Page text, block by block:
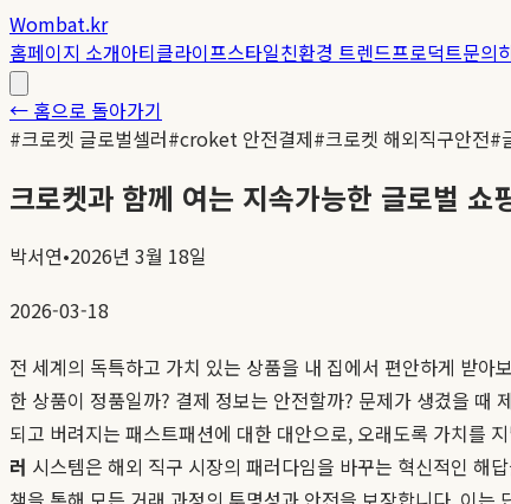
Wombat.kr
홈페이지 소개아티클라이프스타일친환경 트렌드프로덕트문의
← 홈으로 돌아가기
#크로켓 글로벌셀러#croket 안전결제#크로켓 해외직구안전#
크로켓과 함께 여는 지속가능한 글로벌
박서연•2026년 3월 18일
2026-03-18
전 세계의 독특하고 가치 있는 상품을 내 집에서 편안하게 받
한 상품이 정품일까? 결제 정보는 안전할까? 문제가 생겼을 때
되고 버려지는 패스트패션에 대한 대안으로, 오래도록 가치를
러 시스템은 해외 직구 시장의 패러다임을 바꾸는 혁신적인 해